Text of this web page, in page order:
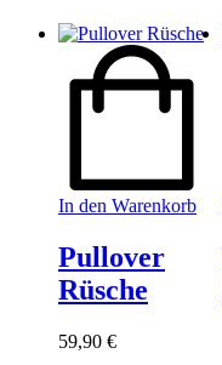
In den Warenkorb
Pullover
Rüsche
59,90 €